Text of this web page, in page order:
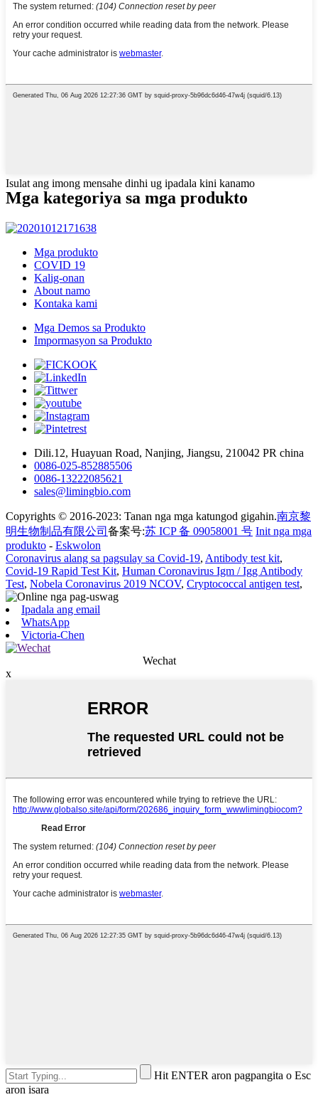
Isulat ang imong mensahe dinhi ug ipadala kini kanamo
Mga kategoriya sa mga produkto
Mga produkto
COVID 19
Kalig-onan
About namo
Kontaka kami
Mga Demos sa Produkto
Impormasyon sa Produkto
Dili.12, Huayuan Road, Nanjing, Jiangsu, 210042 PR china
0086-025-852885506
0086-13222085621
sales@limingbio.com
Copyrights © 2016-2023: Tanan nga mga katungod gigahin.南京黎
明生物制品有限公司 备案号:苏 ICP 备 09058001 号 Init nga mga
produkto - Eskwolon
Coronavirus alang sa pagsulay sa Covid-19, Antibody test kit,
Covid-19 Rapid Test Kit, Human Coronavirus Igm / Igg Antibody
Test, Nobela Coronavirus 2019 NCOV, Cryptococcal antigen test,
Ipadala ang email
WhatsApp
Victoria-Chen
Wechat
x
Hit ENTER aron pagpangita o Esc
aron isara